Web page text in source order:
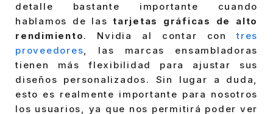
detalle bastante importante cuando
hablamos de lastarjetas gráficas de alto
rendimiento. Nvidia al contar contres
proveedores, las marcas ensambladoras
tienen más flexibilidad para ajustar sus
diseños personalizados. Sin lugar a duda,
esto es realmente importante para nosotros
los usuarios, ya que nos permitirá poder ver